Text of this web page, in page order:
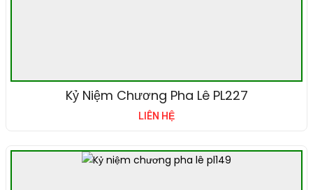
Kỷ Niệm Chương Pha Lê PL227
LIÊN HỆ